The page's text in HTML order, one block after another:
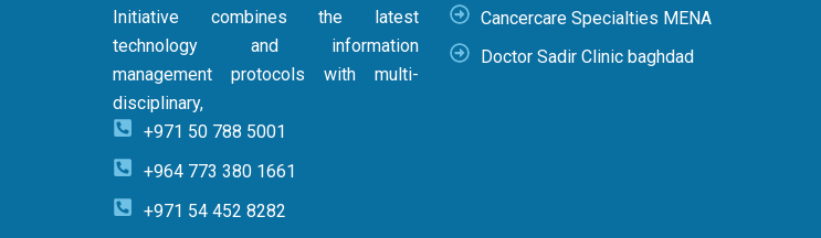
Initiative combines the latest
technology and information
management protocols with multi-
disciplinary,
+971 50 788 5001
+964 773 380 1661
+971 54 452 8282
Cancercare Specialties MENA
Doctor Sadir Clinic baghdad